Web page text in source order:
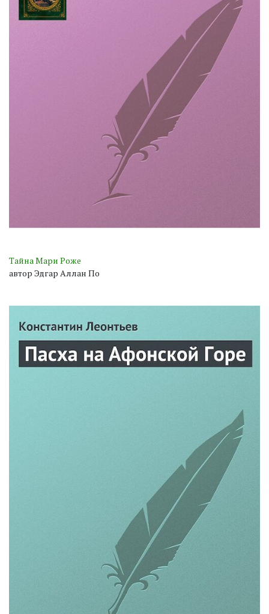
Тайна Мари Роже
автор Эдгар Аллан По